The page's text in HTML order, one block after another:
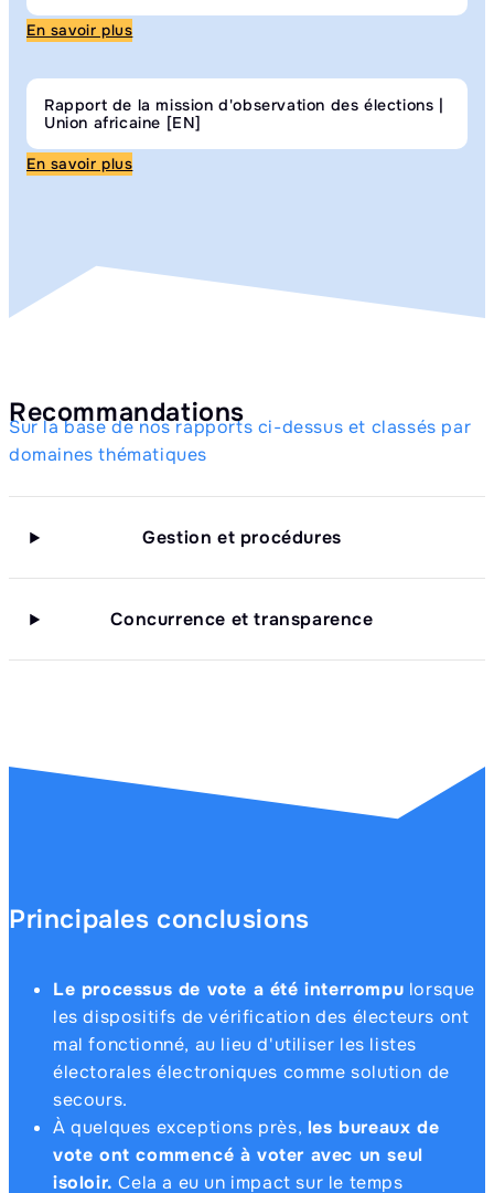
En savoir plus
Rapport de la mission d'observation des élections |
Union africaine [EN]
En savoir plus
Recommandations
Sur la base de nos rapports ci-dessus et classés par
domaines thématiques
Gestion et procédures
Concurrence et transparence
Principales conclusions
Le processus de vote a été interrompu lorsque
les dispositifs de vérification des électeurs ont
mal fonctionné, au lieu d'utiliser les listes
électorales électroniques comme solution de
secours.
À quelques exceptions près, les bureaux de
vote ont commencé à voter avec un seul
isoloir. Cela a eu un impact sur le temps